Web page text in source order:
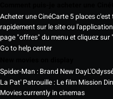
Acheter une CinéCarte 5 places
rapidement sur le site ou
page "offres" du menu et cliquez sur
Go to help center
Spider-Man : Brand New Day
La Pat' Patrouille : Le film Mission
Movies currently in cinemas